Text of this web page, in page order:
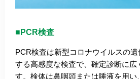
■PCR検査
PCR検査は新型コロナウイルスの
する高感度な検査で、確定診断に広
す。検体は鼻咽頭または唾液を用い